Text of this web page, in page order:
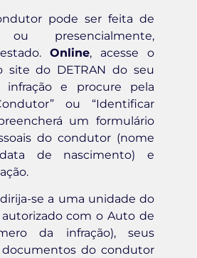
pode ser feita de
presencialmente,
Online, acesse o
site do DETRAN do seu
infração e procure pela
ou “Identificar
um formulário
do condutor (nome
de nascimento) e
dirija-se a uma unidade do
com o Auto de
da infração), seus
do condutor